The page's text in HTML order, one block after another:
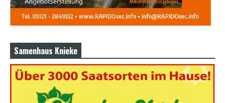
Samenhaus Knieke